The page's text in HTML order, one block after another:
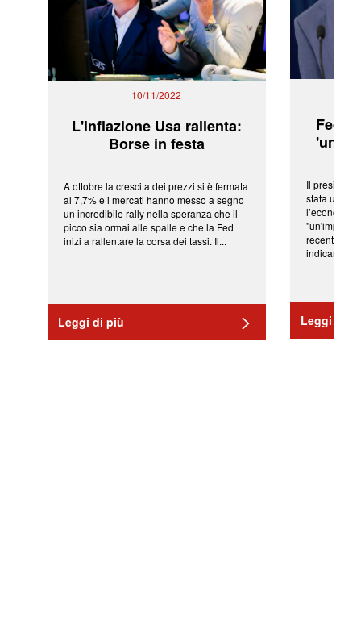
10/11/2022
L'inflazione Usa rallenta:
Borse in festa
A ottobre la crescita dei prezzi si è fermata
al 7,7% e i mercati hanno messo a segno
un incredibile rally nella speranza che il
picco sia ormai alle spalle e che la Fed
inizi a rallentare la corsa dei tassi. Il...
Leggi di più
Fed:
'una
Il
stata una
l’economia
recenti
indicano
Leggi di